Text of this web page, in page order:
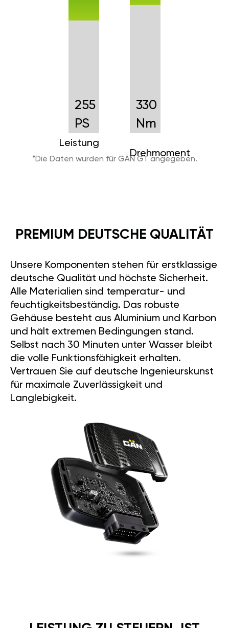
255
PS
Leistung
330
Nm
Drehmoment
*Die Daten wurden für GÄN GT angegeben.
PREMIUM DEUTSCHE QUALITÄT
Unsere Komponenten stehen für erstklassige
deutsche Qualität und höchste Sicherheit.
Alle Materialien sind temperatur- und
feuchtigkeitsbeständig. Das robuste
Gehäuse besteht aus Aluminium und Karbon
und hält extremen Bedingungen stand.
Selbst nach 30 Minuten unter Wasser bleibt
die volle Funktionsfähigkeit erhalten.
Vertrauen Sie auf deutsche Ingenieurskunst
für maximale Zuverlässigkeit und
Langlebigkeit.